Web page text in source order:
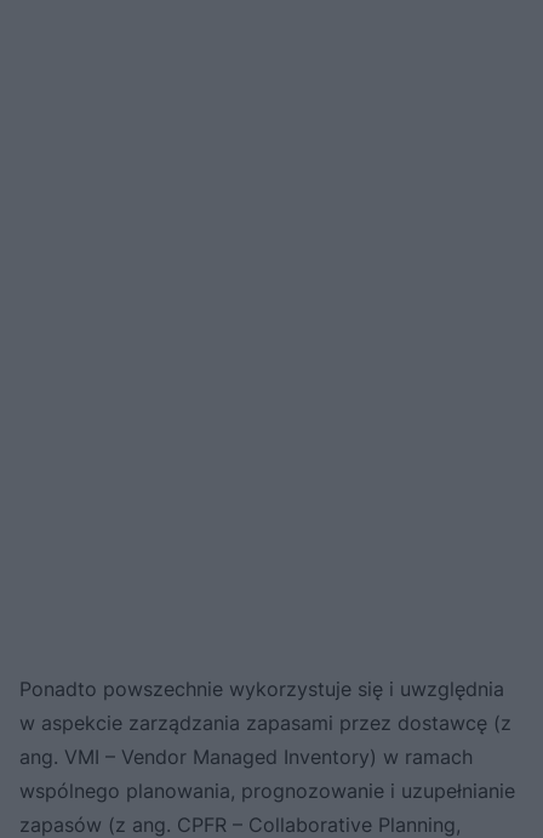
Ponadto powszechnie wykorzystuje się i uwzględnia
w aspekcie zarządzania zapasami przez dostawcę (z
ang. VMI – Vendor Managed Inventory) w ramach
wspólnego planowania, prognozowanie i uzupełnianie
zapasów (z ang. CPFR – Collaborative Planning,